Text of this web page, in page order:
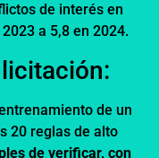
de interés en
a 5,8 en 2024.
de un
20 reglas de alto
de verificar, con